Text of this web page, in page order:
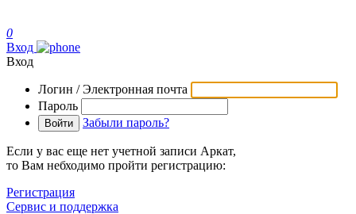
0
Вход
Вход
Логин / Электронная почта
Пароль
Забыли пароль?
Если у вас еще нет учетной записи Аркат,
то Вам небходимо пройти регистрацию:
Регистрация
Сервис и поддержка